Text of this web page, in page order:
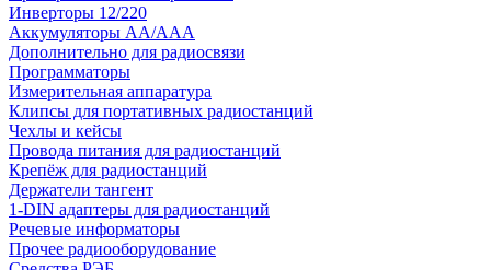
Инверторы 12/220
Аккумуляторы АА/ААА
Дополнительно для радиосвязи
Программаторы
Измерительная аппаратура
Клипсы для портативных радиостанций
Чехлы и кейсы
Провода питания для радиостанций
Крепёж для радиостанций
Держатели тангент
1-DIN адаптеры для радиостанций
Речевые информаторы
Прочее радиооборудование